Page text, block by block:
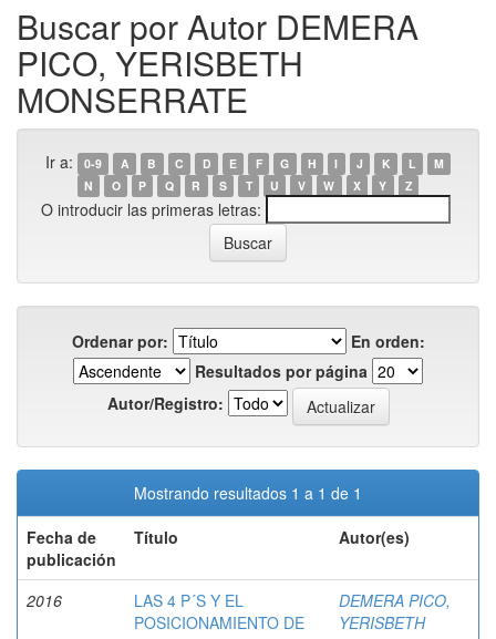
Buscar por Autor DEMERA
PICO, YERISBETH
MONSERRATE
Ir a: 0-9 A B C D E F G H I J K L
M
N
O P Q R S T U V W X Y Z
O introducir las primeras letras:
Ordenar por:
En orden:
Resultados por página
Autor/Registro:
Mostrando resultados 1 a 1 de 1
Fecha de
publicación
Título Autor(es)
2016
LAS 4 P´S Y EL
POSICIONAMIENTO DE
DEMERA PICO,
YERISBETH